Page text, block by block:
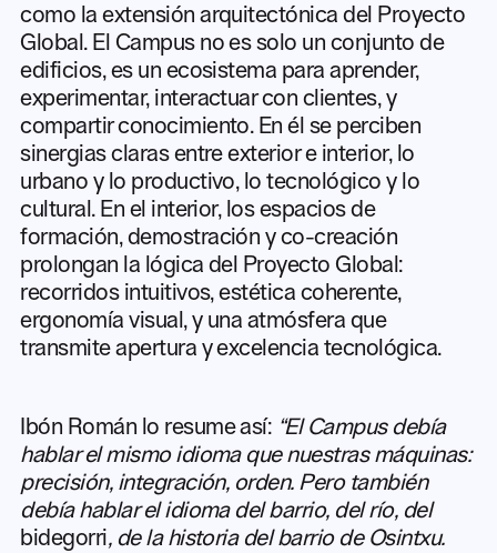
como la extensión arquitectónica del Proyecto
Global. El Campus no es solo un conjunto de
edificios, es un ecosistema para aprender,
experimentar, interactuar con clientes, y
compartir conocimiento. En él se perciben
sinergias claras entre exterior e interior, lo
urbano y lo productivo, lo tecnológico y lo
cultural. En el interior, los espacios de
formación, demostración y co-creación
prolongan la lógica del Proyecto Global:
recorridos intuitivos, estética coherente,
ergonomía visual, y una atmósfera que
transmite apertura y excelencia tecnológica.
Ibón Román lo resume así: “El Campus debía
hablar el mismo idioma que nuestras máquinas:
precisión, integración, orden. Pero también
debía hablar el idioma del barrio, del río, del
bidegorri, de la historia del barrio de Osintxu.